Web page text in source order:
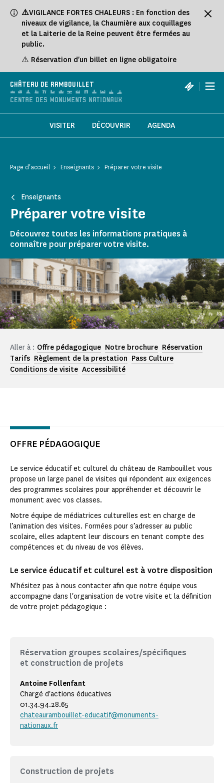
⚠️VIGILANCE FORTES CHALEURS : En fonction des
niveaux de vigilance, la Chaumière aux coquillages
et la Laiterie de la Reine peuvent être fermées au
public.
⚠️ Réservation d'un billet en ligne obligatoire
CHÂTEAU DE RAMBOUILLET |
VISITER DÉCOUVRIR AGENDA
Page d'accueil Enseignants Préparer votre visite
Enseignants
Préparer votre visite
Découvrez toutes les informations pratiques à
connaître pour préparer votre visite.
Aller à : Offre pédagogique Notre brochure Réservation
Tarifs Règlement de la prestation Pass Culture
Conditions de visite Accessibilité
OFFRE PÉDAGOGIQUE
Le service éducatif et culturel du château de Rambouillet vous
propose un large panel de visites qui répondent aux exigences
des programmes scolaires pour appréhender et découvrir le
monument avec vos classes.
Notre équipe de médiatrices culturelles est en charge de
l’animation des visites. Formées pour s’adresser au public
scolaire, elles adaptent leur discours en tenant compte des
compétences et du niveau de vos élèves.
Le service éducatif et culturel est à votre disposition
N'hésitez pas à nous contacter afin que notre équipe vous
accompagne dans l'organisation de votre visite et la définition
de votre projet pédagogique :
Réservation groupes scolaires/spécifiques
et construction de projets
Antoine Follenfant
Chargé d'actions éducatives
01.34.94.28.65
chateaurambouillet-educatif@monuments-
nationaux.fr
Construction de projets